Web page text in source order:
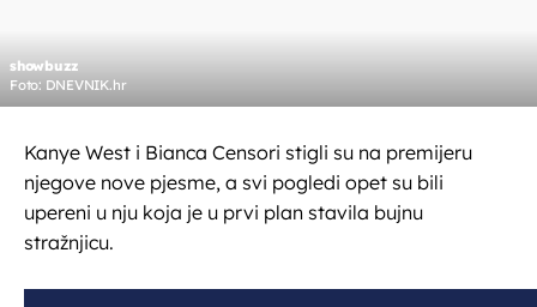
showbuzz
Foto: DNEVNIK.hr
Kanye West i Bianca Censori stigli su na premijeru
njegove nove pjesme, a svi pogledi opet su bili
upereni u nju koja je u prvi plan stavila bujnu
stražnjicu.